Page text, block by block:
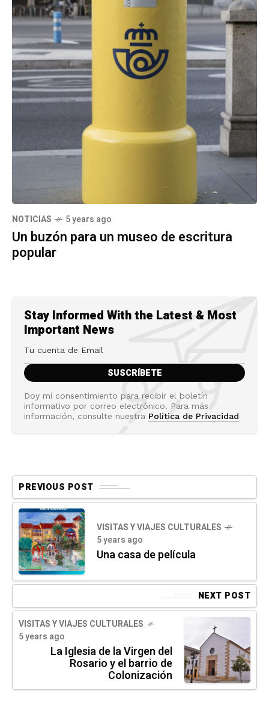
NOTICIAS 5 years ago
Un buzón para un museo de escritura
popular
Stay Informed With the Latest & Most
Important News
Doy mi consentimiento para recibir el boletín
informativo por correo electrónico. Para más
información, consulte nuestra Política de Privacidad
PREVIOUS POST
VISITAS Y VIAJES CULTURALES
5 years ago
Una casa de película
NEXT POST
VISITAS Y VIAJES CULTURALES
5 years ago
La Iglesia de la Virgen del
Rosario y el barrio de
Colonización